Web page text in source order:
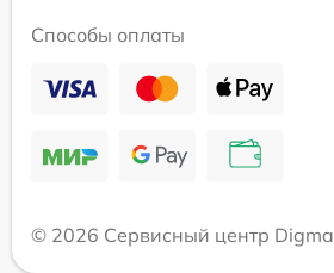
Способы оплаты
© 2026 Сервисный центр Digma